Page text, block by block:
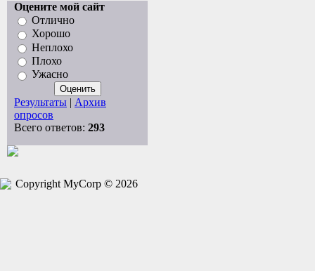
Оцените мой сайт
Отлично
Хорошо
Неплохо
Плохо
Ужасно
Результаты | Архив
опросов
Всего ответов: 293
Copyright MyCorp © 2026